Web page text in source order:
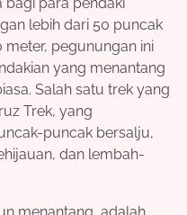
lebih dari 50 puncak
meter, pegunungan ini
yang menantang
Salah satu trek yang
Trek, yang
puncak bersalju,
dan lembah-